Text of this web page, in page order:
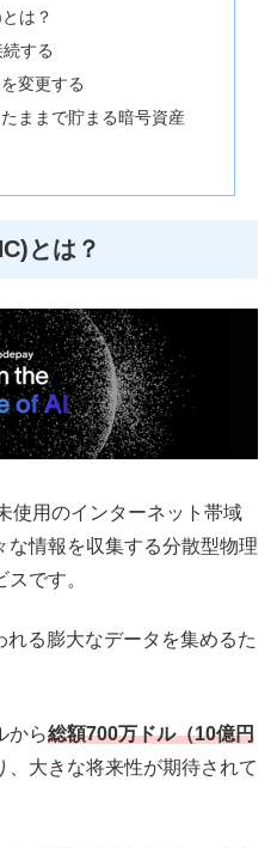
は？
する
変更する
ままで貯まる暗号資産
とは？
使用のインターネット帯域
情報を収集する分散型物理
です。
る膨大なデータを集めるた
から総額700万ドル（10億円
大きな将来性が期待されて